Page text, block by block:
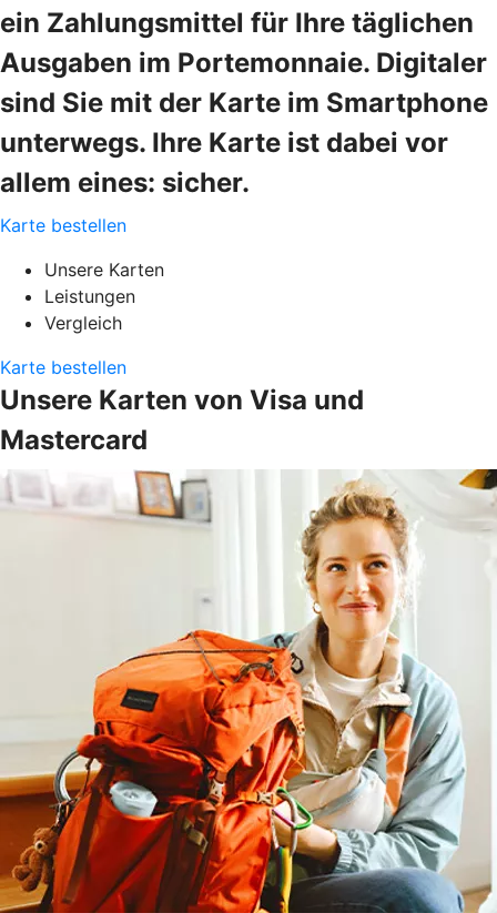
ein Zahlungsmittel für Ihre täglichen
Ausgaben im Portemonnaie. Digitaler
sind Sie mit der Karte im Smartphone
unterwegs. Ihre Karte ist dabei vor
allem eines: sicher.
Karte bestellen
Unsere Karten
Leistungen
Vergleich
Karte bestellen
Unsere Karten von Visa und
Mastercard